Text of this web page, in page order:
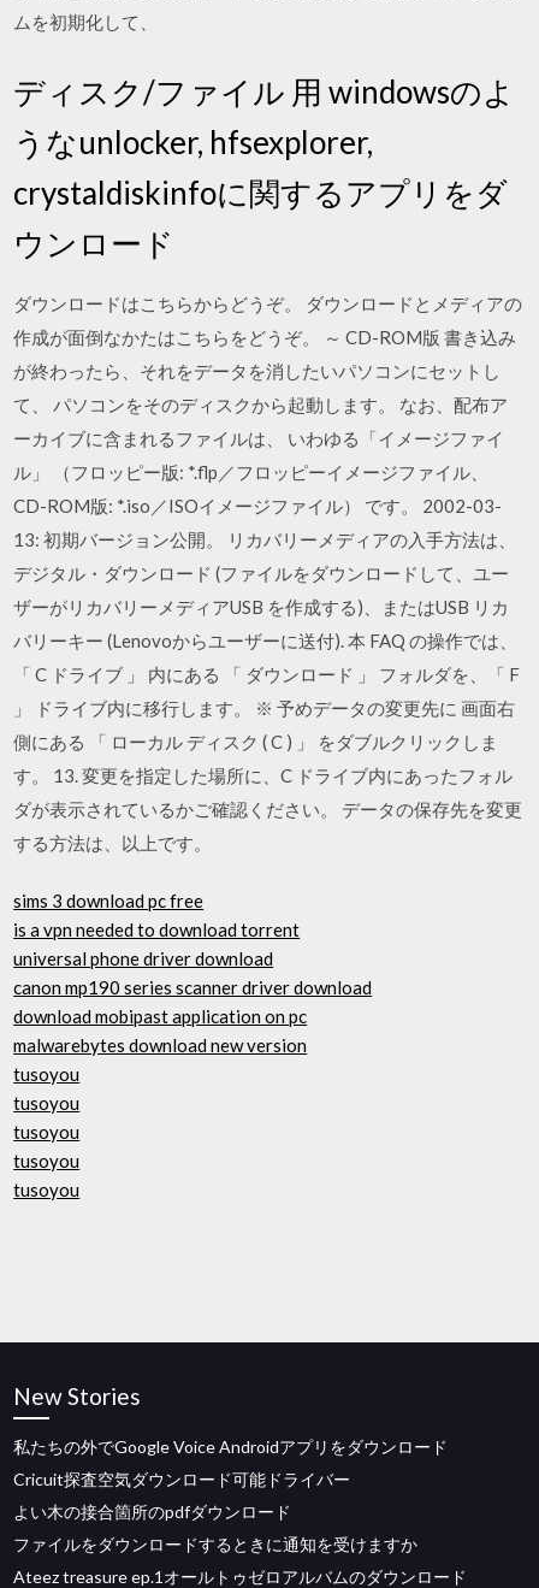
ムを初期化して、
ディスク/ファイル 用 windowsのよ
うなunlocker, hfsexplorer,
crystaldiskinfoに関するアプリをダ
ウンロード
ダウンロードはこちらからどうぞ。 ダウンロードとメディアの
作成が面倒なかたはこちらをどうぞ。 ～ CD-ROM版 書き込み
が終わったら、それをデータを消したいパソコンにセットし
て、 パソコンをそのディスクから起動します。 なお、配布ア
ーカイブに含まれるファイルは、 いわゆる「イメージファイ
ル」 （フロッピー版: *.flp／フロッピーイメージファイル、
CD-ROM版: *.iso／ISOイメージファイル） です。 2002-03-
13: 初期バージョン公開。 リカバリーメディアの入手方法は、
デジタル・ダウンロード (ファイルをダウンロードして、ユー
ザーがリカバリーメディアUSB を作成する)、またはUSB リカ
バリーキー (Lenovoからユーザーに送付). 本 FAQ の操作では、
「 C ドライブ 」 内にある 「 ダウンロード 」 フォルダを、「 F
」 ドライブ内に移行します。 ※ 予めデータの変更先に 画面右
側にある 「 ローカル ディスク ( C ) 」 をダブルクリックしま
す。 13. 変更を指定した場所に、C ドライブ内にあったフォル
ダが表示されているかご確認ください。 データの保存先を変更
する方法は、以上です。
sims 3 download pc free
is a vpn needed to download torrent
universal phone driver download
canon mp190 series scanner driver download
download mobipast application on pc
malwarebytes download new version
tusoyou
tusoyou
tusoyou
tusoyou
tusoyou
New Stories
私たちの外でGoogle Voice Androidアプリをダウンロード
Cricuit探査空気ダウンロード可能ドライバー
よい木の接合箇所のpdfダウンロード
ファイルをダウンロードするときに通知を受けますか
Ateez treasure ep.1オールトゥゼロアルバムのダウンロード